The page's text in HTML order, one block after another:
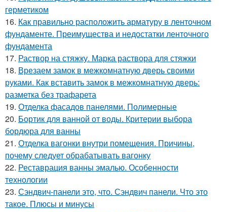
герметиком
16. Как правильно расположить арматуру в ленточном
фундаменте. Преимущества и недостатки ленточного
фундамента
17. Раствор на стяжку. Марка раствора для стяжки
18. Врезаем замок в межкомнатную дверь своими
руками. Как вставить замок в межкомнатную дверь:
разметка без трафарета
19. Отделка фасадов панелями. Полимерные
20. Бортик для ванной от воды. Критерии выбора
бордюра для ванны
21. Отделка вагонки внутри помещения. Причины,
почему следует обрабатывать вагонку
22. Реставрация ванны эмалью. Особенности
технологии
23. Сэндвич-панели это, что. Сэндвич панели. Что это
такое. Плюсы и минусы